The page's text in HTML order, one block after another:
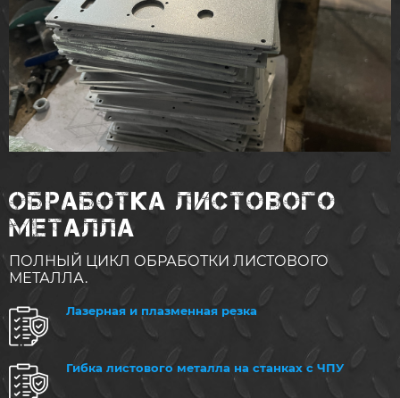
ОБРАБОТКА ЛИСТОВОГО
МЕТАЛЛА
ПОЛНЫЙ ЦИКЛ ОБРАБОТКИ ЛИСТОВОГО
МЕТАЛЛА.
Лазерная и плазменная резка
Гибка листового металла на станках с ЧПУ